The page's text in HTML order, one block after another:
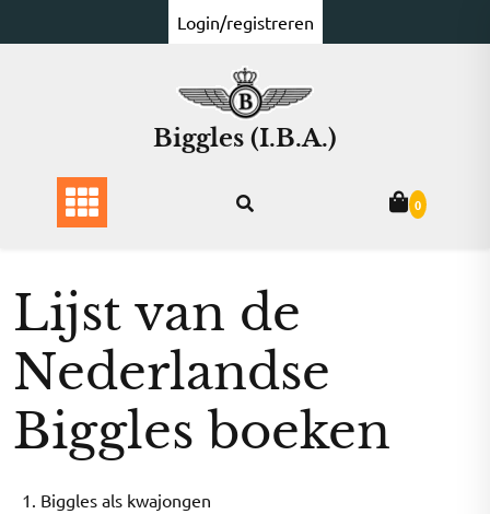
naar
Login/registreren
Biggles (I.B.A.)
0
Lijst van de
Nederlandse
Biggles boeken
1. Biggles als kwajongen